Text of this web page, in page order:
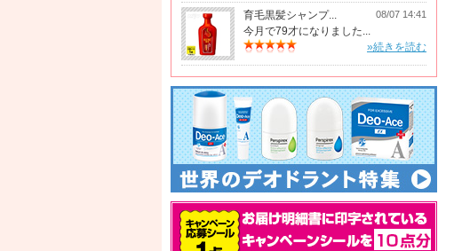
育毛黒髪シャンプ... 08/07 14:41
今月で79才になりました...
»続きを読む